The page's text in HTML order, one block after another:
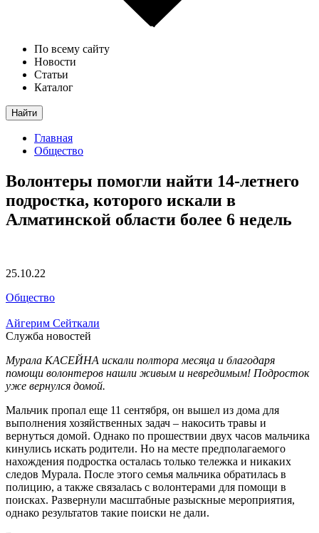
По всему сайту
Новости
Статьи
Каталог
Найти
Главная
Общество
Волонтеры помогли найти 14-летнего
подростка, которого искали в
Алматинской области более 6 недель
25.10.22
Общество
Айгерим Сейткали
Служба новостей
Мурала КАСЕЙНА искали полтора месяца и благодаря
помощи волонтеров нашли живым и невредимым! Подросток
уже вернулся домой.
Мальчик пропал еще 11 сентября, он вышел из дома для
выполнения хозяйственных задач – накосить травы и
вернуться домой. Однако по прошествии двух часов мальчика
кинулись искать родители. Но на месте предполагаемого
нахождения подростка осталась только тележка и никаких
следов Мурала. После этого семья мальчика обратилась в
полицию, а также связалась с волонтерами для помощи в
поисках. Развернули масштабные разыскные мероприятия,
однако результатов такие поиски не дали.